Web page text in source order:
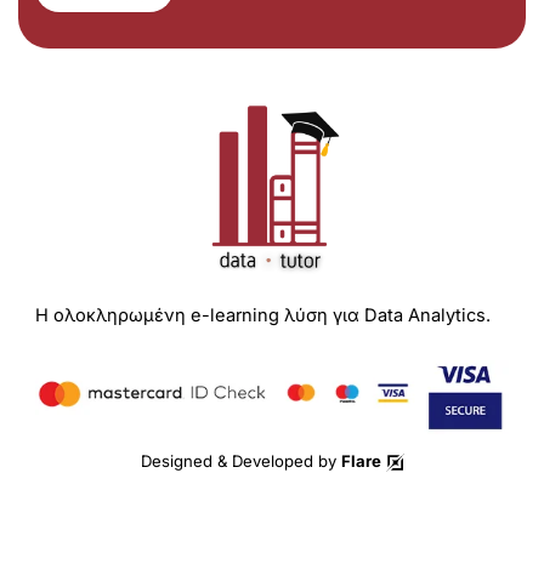
Η ολοκληρωμένη e-learning λύση για Data Analytics.
Designed & Developed by Flare